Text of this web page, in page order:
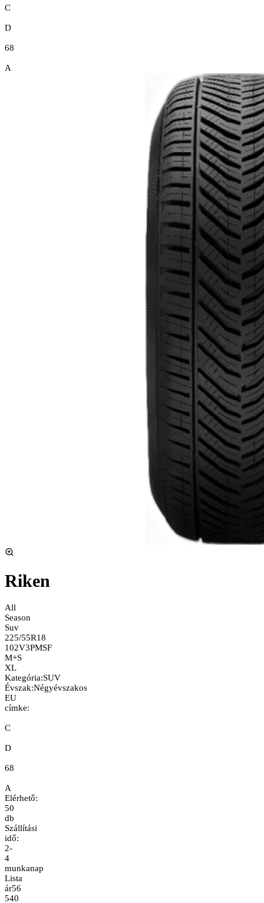
C
D
68
A
Riken
All
Season
Suv
225/55R18
102V3PMSF
M+S
XL
Kategória:SUV
Évszak:Négyévszakos
EU
címke:
C
D
68
A
Elérhető:
50
db
Szállítási
idő:
2-
4
munkanap
Lista
ár56
540